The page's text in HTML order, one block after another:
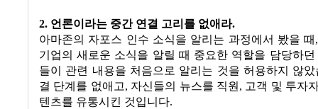
2. 언론이라는 중간 연결 고리를 없애라.
아마존의 자포스 인수 소식을 알리는 과정에서 봤을 때
기업의 새로운 소식을 알릴 때 중요한 역할을 담당하
들이 관련 내용을 처음으로 알리는 것을 허용하지 않았
결 단계를 없애고, 자신들의 뉴스를 직원 , 고객 및 투자
텐츠를 유통시킨 것입니다.